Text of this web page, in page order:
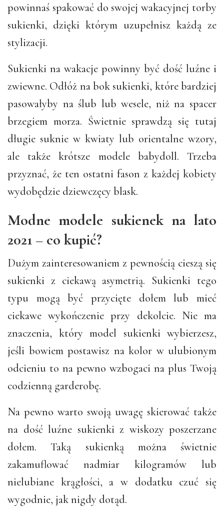
powinnaś spakować do swojej wakacyjnej torby
sukienki, dzięki którym uzupełnisz każdą ze
stylizacji.
Sukienki na wakacje powinny być dość luźne i
zwiewne. Odłóż na bok sukienki, które bardziej
pasowałyby na ślub lub wesele, niż na spacer
brzegiem morza. Świetnie sprawdzą się tutaj
długie suknie w kwiaty lub orientalne wzory,
ale także krótsze modele babydoll. Trzeba
przyznać, że ten ostatni fason z każdej kobiety
wydobędzie dziewczęcy blask.
Modne modele sukienek na lato
2021 – co kupić?
Dużym zainteresowaniem z pewnością cieszą się
sukienki z ciekawą asymetrią. Sukienki tego
typu mogą być przycięte dołem lub mieć
ciekawe wykończenie przy dekolcie. Nie ma
znaczenia, który model sukienki wybierzesz,
jeśli bowiem postawisz na kolor w ulubionym
odcieniu to na pewno wzbogaci na plus Twoją
codzienną garderobę.
Na pewno warto swoją uwagę skierować także
na dość luźne sukienki z wiskozy poszerzane
dołem. Taką sukienką można świetnie
zakamuflować nadmiar kilogramów lub
nielubiane krągłości, a w dodatku czuć się
wygodnie, jak nigdy dotąd.